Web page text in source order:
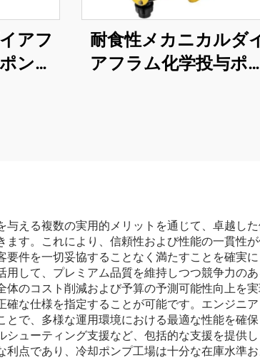
アフ
ンプ
耐食性メカニカルダ
アフラム化学投与ポン
える複数の実用的メリットを通じて、卓越し
す。これにより、信頼性および性能の一貫性
件を一切妥協することなく満たすことを確実
して、プレミアム品質を維持しつつ競争力の
のコスト削減および予算の予測可能性向上を
な仕様を指定することが可能です。エンジニ
で、多様な運用環境における最適な性能を確
ューティング支援など、包括的な支援を提供
点であり、冷却ポンプ工場は十分な在庫水準